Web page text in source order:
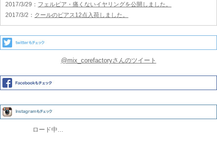
2017/3/29 ： フェルピア・痛くないイヤリングを公開しました。
2017/3/2 ： クールのピアス12点入荷しました。
@mix_corefactoryさんのツイート
ロード中...